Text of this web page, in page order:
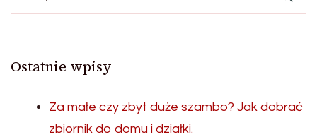
Ostatnie wpisy
Za małe czy zbyt duże szambo? Jak dobrać
zbiornik do domu i działki.